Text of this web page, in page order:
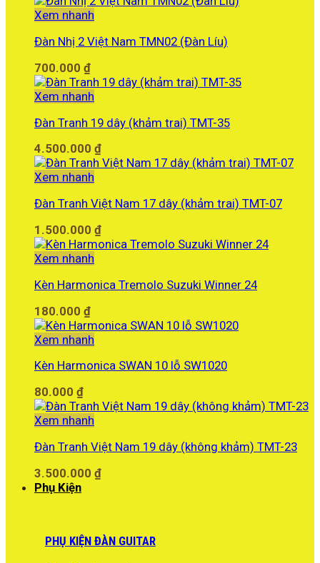
Xem nhanh
Đàn Nhị 2 Việt Nam TMN02 (Đàn Líu)
700.000 ₫
Xem nhanh
Đàn Tranh 19 dây (khảm trai) TMT-35
4.500.000 ₫
Xem nhanh
Đàn Tranh Việt Nam 17 dây (khảm trai) TMT-07
1.500.000 ₫
Xem nhanh
Kèn Harmonica Tremolo Suzuki Winner 24
180.000 ₫
Xem nhanh
Kèn Harmonica SWAN 10 lỗ SW1020
80.000 ₫
Xem nhanh
Đàn Tranh Việt Nam 19 dây (không khảm) TMT-23
3.500.000 ₫
Phụ Kiện
PHỤ KIỆN ĐÀN GUITAR